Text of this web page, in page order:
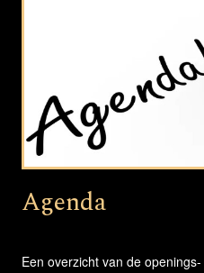
Agenda
Een overzicht van de